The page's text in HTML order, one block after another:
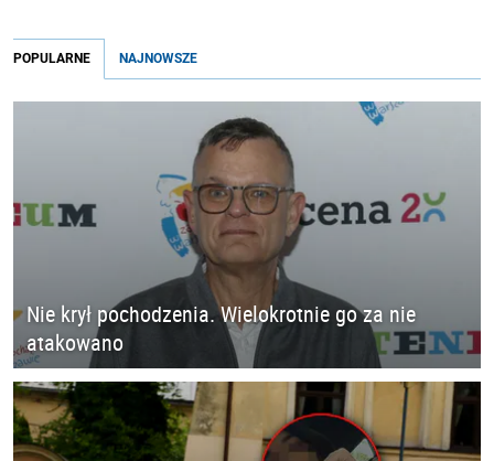
POPULARNE NAJNOWSZE
Nie krył pochodzenia. Wielokrotnie go za nie
atakowano